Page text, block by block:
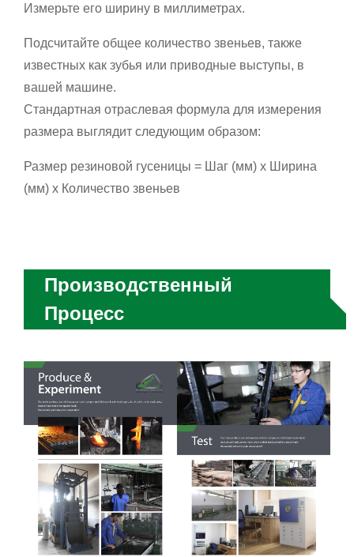
Измерьте его ширину в миллиметрах.
Подсчитайте общее количество звеньев, также
известных как зубья или приводные выступы, в
вашей машине.
Стандартная отраслевая формула для измерения
размера выглядит следующим образом:
Размер резиновой гусеницы = Шаг (мм) x Ширина
(мм) x Количество звеньев
Производственный
Процесс